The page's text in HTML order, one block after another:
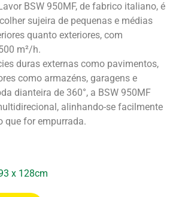
BSW 950MF, de fabrico italiano, é
sujeira de pequenas e médias
quanto exteriores, com
m²/h.
duras externas como pavimentos,
como armazéns, garagens e
dianteira de 360°, a BSW 950MF
alinhando-se facilmente
que for empurrada.
x 128cm